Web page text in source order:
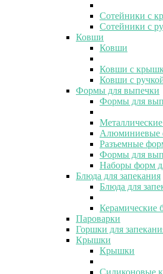
Сотейники с
Сотейники с
Ковши
Ковши
Ковши с
Ковши с
Формы для выпечки
Формы для
Алюминиевые
Разъемные
Формы для
Наборы форм
Блюда для запекания
Блюда для
Керамические
Пароварки
Горшки для
Крышки
Крышки
Силиконовые